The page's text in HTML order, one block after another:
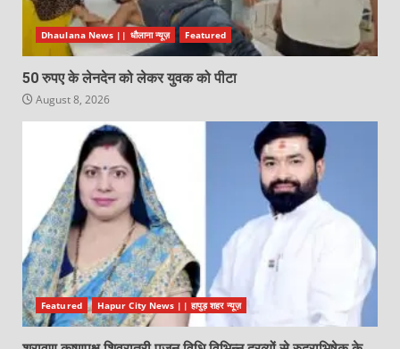
Dhaulana News || धौलाना न्यूज़ Featured
50 रुपए के लेनदेन को लेकर युवक को पीटा
August 8, 2026
Featured Hapur City News || हापुड़ शहर न्यूज़